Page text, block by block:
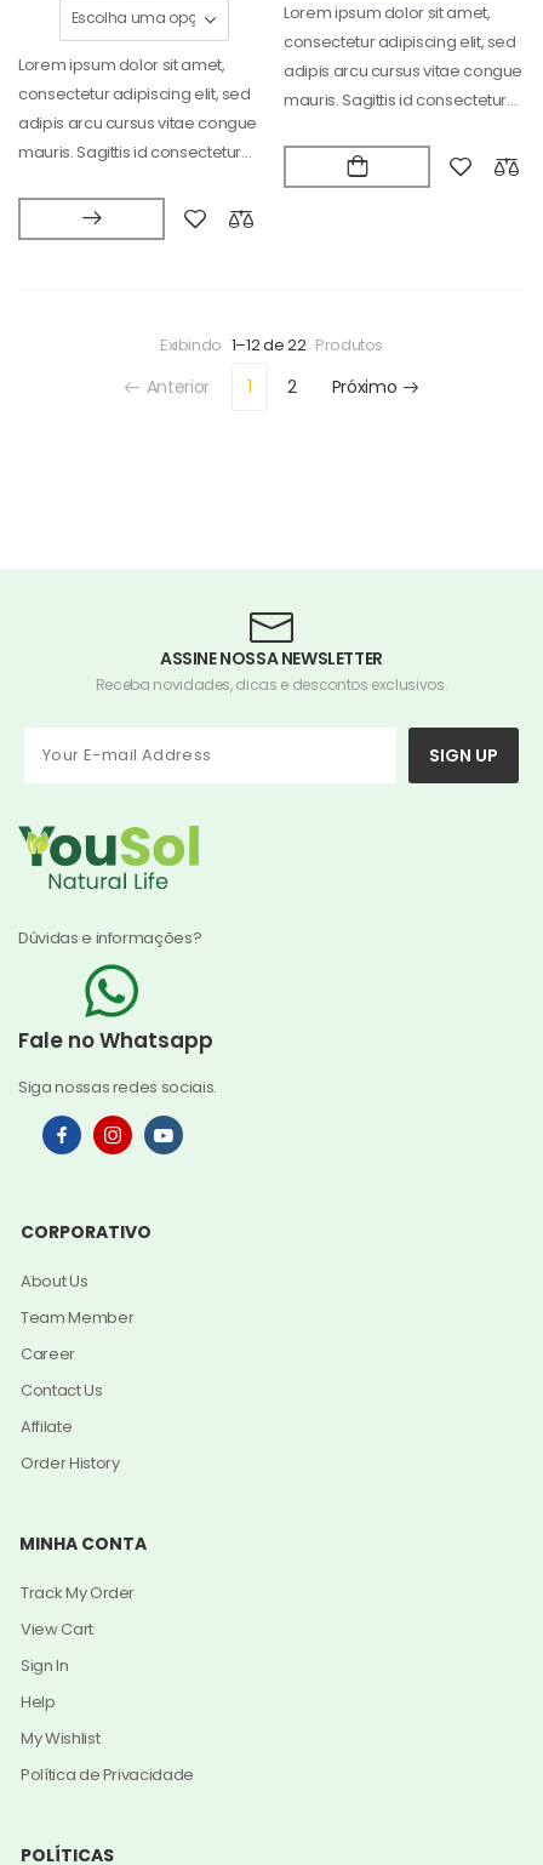
Lorem ipsum dolor sit amet,
consectetur adipiscing elit, sed
adipis arcu cursus vitae congue
mauris. Sagittis id consectetur
Lorem ipsum dolor sit amet,
consectetur adipiscing elit, sed
adipis arcu cursus vitae congue
mauris. Sagittis id consectetur
Exibindo 1–12 de 22 Produtos
Anterior 1 2 Próximo
ASSINE NOSSA NEWSLETTER
Receba novidades, dicas e descontos exclusivos.
SIGN UP
Dúvidas e informações?
Fale no Whatsapp
Siga nossas redes sociais.
CORPORATIVO
About Us
Team Member
Career
Contact Us
Affilate
Order History
MINHA CONTA
Track My Order
View Cart
Sign In
Help
My Wishlist
Política de Privacidade
POLÍTICAS